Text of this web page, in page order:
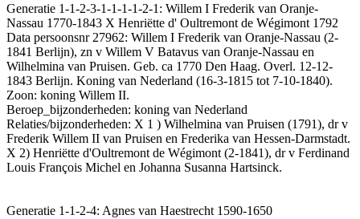
Generatie 1-1-2-3-1-1-1-1-2-1: Willem I Frederik van Oranje-
Nassau 1770-1843 X Henriëtte d' Oultremont de Wégimont 1792
Data persoonsnr 27962: Willem I Frederik van Oranje-Nassau (2-
1841 Berlijn), zn v Willem V Batavus van Oranje-Nassau en
Wilhelmina van Pruisen. Geb. ca 1770 Den Haag. Overl. 12-12-
1843 Berlijn. Koning van Nederland (16-3-1815 tot 7-10-1840).
Zoon: koning Willem II.
Beroep_bijzonderheden: koning van Nederland
Relaties/bijzonderheden: X 1 ) Wilhelmina van Pruisen (1791), dr v
Frederik Willem II van Pruisen en Frederika van Hessen-Darmstadt.
X 2) Henriëtte d'Oultremont de Wégimont (2-1841), dr v Ferdinand
Louis François Michel en Johanna Susanna Hartsinck.
Generatie 1-1-2-4: Agnes van Haestrecht 1590-1650